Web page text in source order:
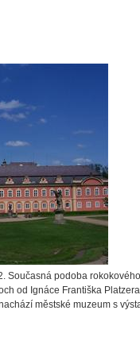
Současná podoba
od Ignáce Františka
městské muzeum s